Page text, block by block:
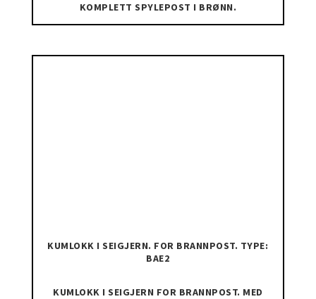
KOMPLETT SPYLEPOST I BRØNN.
KUMLOKK I SEIGJERN. FOR BRANNPOST. TYPE:
BAE2
KUMLOKK I SEIGJERN FOR BRANNPOST. MED